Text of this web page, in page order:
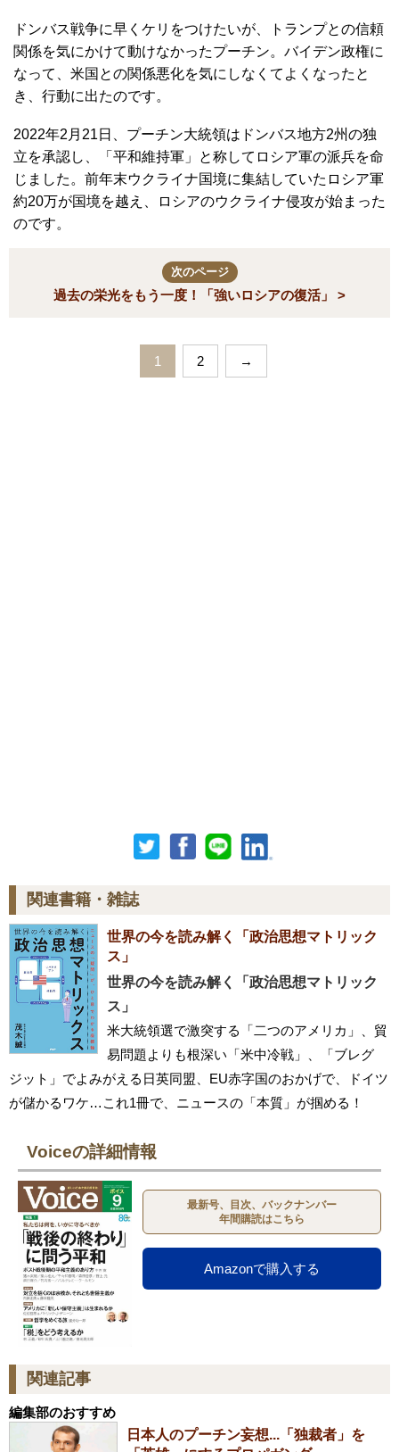
ドンバス戦争に早くケリをつけたいが、トランプとの信頼
関係を気にかけて動けなかったプーチン。バイデン政権に
なって、米国との関係悪化を気にしなくてよくなったと
き、行動に出たのです。
2022年2月21日、プーチン大統領はドンバス地方2州の独
立を承認し、「平和維持軍」と称してロシア軍の派兵を命
じました。前年末ウクライナ国境に集結していたロシア軍
約20万が国境を越え、ロシアのウクライナ侵攻が始まった
のです。
次のページ
過去の栄光をもう一度！「強いロシアの復活」 >
1 2 →
関連書籍・雑誌
世界の今を読み解く「政治思想マトリック
ス」
世界の今を読み解く「政治思想マトリック
ス」
米大統領選で激突する「二つのアメリカ」、貿
易問題よりも根深い「米中冷戦」、「ブレグ
ジット」でよみがえる日英同盟、EU赤字国のおかげで、ドイツ
が儲かるワケ…これ1冊で、ニュースの「本質」が掴める！
Voiceの詳細情報
最新号、目次、バックナンバー
年間購読はこちら
Amazonで購入する
関連記事
編集部のおすすめ
日本人のプーチン妄想...「独裁者」を